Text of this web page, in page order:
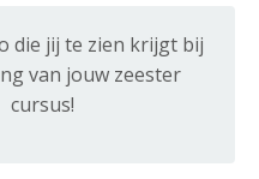
die jij te zien krijgt bij
van jouw zeester
cursus!